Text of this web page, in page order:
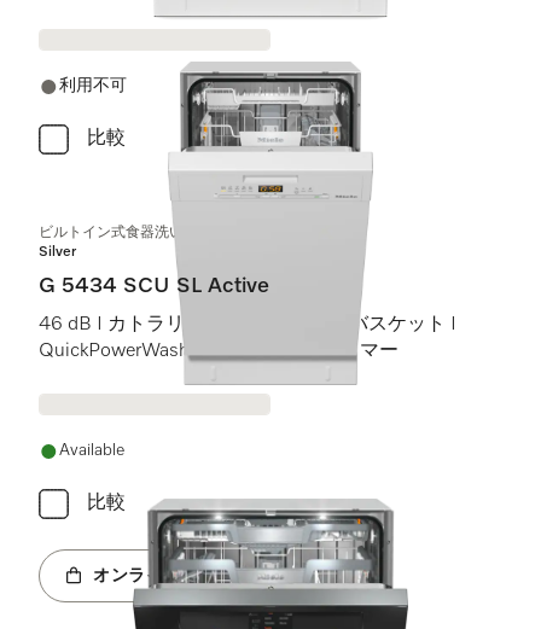
利用不可
比較
ビルトイン式食器洗い機（45 cm）
Silver
G 5434 SCU SL Active
46 dB I カトラリートレイ I Comfortバスケット I
QuickPowerWash I スタート予約タイマー
Available
比較
オンラインショップへ